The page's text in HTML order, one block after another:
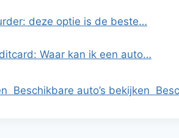
deze optie is de beste…
Waar kan ik een auto…
Beschikbare auto’s bekijken